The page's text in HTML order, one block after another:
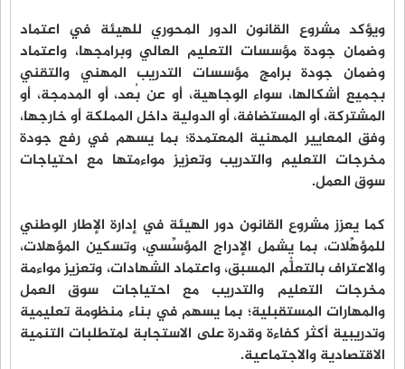
ويؤكد مشروع القانون الدور المحوري للهيئة في اعتماد
وضمان جودة مؤسسات التعليم العالي وبرامجها، واعتماد
وضمان جودة برامج مؤسسات التدريب المهني والتقني
بجميع أشكالها، سواء الوجاهية، أو عن بُعد، أو المدمجة، أو
المشتركة، أو المستضافة، أو الدولية داخل المملكة أو خارجها،
وفق المعايير المهنية المعتمدة؛ بما يسهم في رفع جودة
مخرجات التعليم والتدريب وتعزيز مواءمتها مع احتياجات
سوق العمل.
كما يعزز مشروع القانون دور الهيئة في إدارة الإطار الوطني
للمؤهِّلات، بما يشمل الإدراج المؤسِّسي، وتسكين المؤهلات،
والاعتراف بالتعلُّم المسبق، واعتماد الشهادات، وتعزيز مواءمة
مخرجات التعليم والتدريب مع احتياجات سوق العمل
والمهارات المستقبلية؛ بما يسهم في بناء منظومة تعليمية
وتدريبية أكثر كفاءة وقدرة على الاستجابة لمتطلبات التنمية
الاقتصادية والاجتماعية.